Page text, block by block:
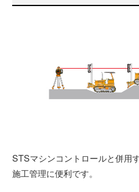
STSマシンコントロールと併用
施工管理に便利です。